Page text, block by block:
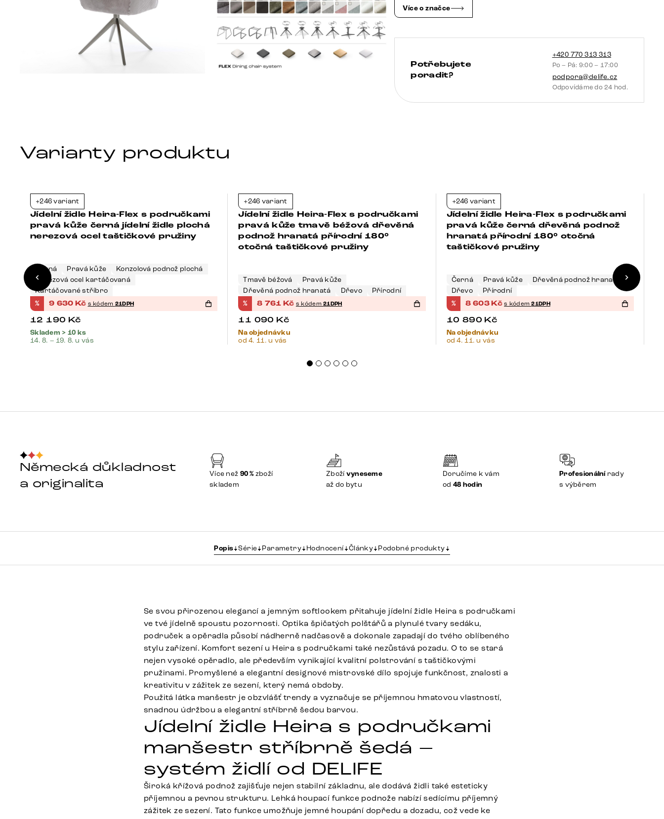
pružiny
Více o značce
Potřebujete
poradit?
+420 770 313 313
Po – Pá: 9:00 – 17:00
podpora@delife.cz
Odpovídáme do 24 hod.
Varianty produktu
+246 variant
Jídelní židle Heira-Flex s područkami
pravá kůže černá jídelní židle plochá
nerezová ocel taštičkové pružiny
Černá Pravá kůže
Konzolová podnož plochá
Nerezová ocel kartáčovaná
Kartáčované stříbro
% 9 630 Kč s kódem 21DPH
12 190 Kč
Skladem > 10 ks
14. 8. – 19. 8. u vás
+246 variant
Jídelní židle Heira-Flex s područkami
pravá kůže tmavě béžová dřevěná
podnož hranatá přírodní 180°
otočná taštičkové pružiny
Tmavě béžová
Pravá kůže
Dřevěná podnož hranatá
Dřevo Přírodní
% 8 761Kč s kódem21DPH
11 090 Kč
Na objednávku
od 4. 11. u vás
+246 variant
Jídelní židle Heira-Flex s područkami
pravá kůže černá dřevěná podnož
hranatá přírodní 180° otočná
taštičkové pružiny
Černá Pravá kůže
Dřevěná podnož hranatá
Dřevo
Přírodní
% 8 603Kč s kódem21DPH
10 890 Kč
Na objednávku
od 4. 11. u vás
Německá důkladnost
a originalita
Více než 90 %zboží
skladem
Zbožívyneseme
až do bytu
Doručíme k vám
od 48 hodin
Profesionálnírady
s výběrem
Popis Série Parametry Hodnocení Články Podobné produkty
Se svou přirozenou elegancí a jemným softlookem přitahuje jídelní židle Heira s područkami
ve tvé jídelně spoustu pozornosti. Optika špičatých polštářů a plynulé tvary sedáku,
područek a opěradla působí nádherně nadčasově a dokonale zapadají do tvého oblíbeného
stylu zařízení. Komfort sezení u Heira s područkami také nezůstává pozadu. O to se stará
nejen vysoké opěradlo, ale především vynikající kvalitní polstrování s taštičkovými
pružinami. Promyšlené a elegantní designové mistrovské dílo spojuje funkčnost, znalosti a
kreativitu v zážitek ze sezení, který nemá obdoby.
Použitá látka manšestr je obzvlášť trendy a vyznačuje se příjemnou hmatovou vlastností,
snadnou údržbou a elegantní stříbrně šedou barvou.
Jídelní židle Heira s područkami
manšestr stříbrně šedá –
systém židlí od DELIFE
Široká křížová podnož zajišťuje nejen stabilní základnu, ale dodává židli také esteticky
příjemnou a pevnou strukturu. Lehká houpací funkce podnože nabízí sedícímu příjemný
zážitek ze sezení. Tato funkce umožňuje jemné houpání dopředu a dozadu, což vede ke